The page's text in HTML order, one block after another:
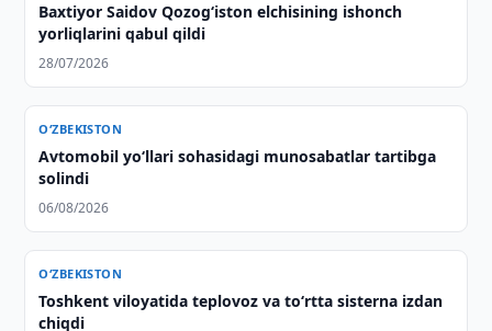
Baxtiyor Saidov Qozog‘iston elchisining ishonch
yorliqlarini qabul qildi
28/07/2026
O‘ZBEKISTON
Avtomobil yo‘llari sohasidagi munosabatlar tartibga
solindi
06/08/2026
O‘ZBEKISTON
Toshkent viloyatida teplovoz va to‘rtta sisterna izdan
chiqdi